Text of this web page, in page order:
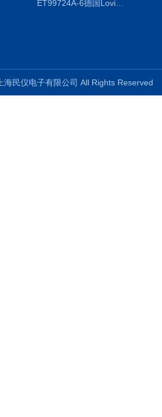
ET99724A-6德国Lovibond ET99724A-6微电脑BOD测定仪
海民仪电子有限公司 All Rights